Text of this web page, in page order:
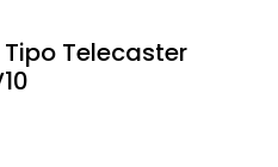
Telecaster